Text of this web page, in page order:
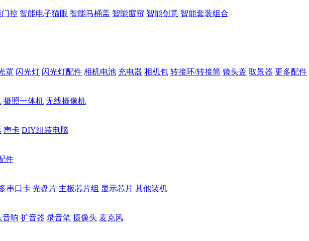
门控 智能电子猫眼 智能马桶盖 智能窗帘 智能创意 智能套装组合
罩 闪光灯 闪光灯配件 相机电池 充电器 相机包 转接环/转接筒 镜头盖 取景器 更多配件
摄照一体机 无线摄像机
声卡 DIY组装电脑
件
串口卡 光盘片 主板芯片组 显示芯片 其他装机
音响 扩音器 录音笔 摄像头 麦克风